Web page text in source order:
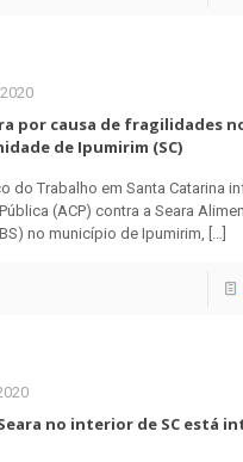
por causa de fragilidades
de Ipumirim (SC)
do Trabalho em Santa Catarina
(ACP) contra a Seara
no município de Ipumirim, […]
no interior de SC está